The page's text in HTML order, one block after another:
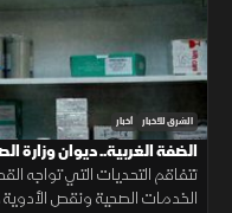
الشرق للأخبار أخبار
الضفة الغربية.. ديوان وزارة الصحة تجاوز
تتفاقم التحديات التي تواجه
الخدمات الصحية ونقص